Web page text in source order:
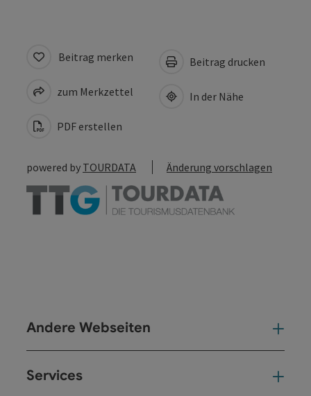
Beitrag merken
zum Merkzettel
PDF erstellen
Beitrag drucken
In der Nähe
powered by TOURDATA Änderung vorschlagen
Andere Webseiten
Services